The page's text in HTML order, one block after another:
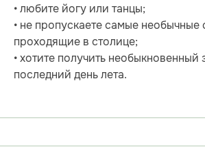
• любите йогу или танцы;
• не пропускаете самые необычные
проходящие в столице;
• хотите получить необыкновенный
последний день лета.